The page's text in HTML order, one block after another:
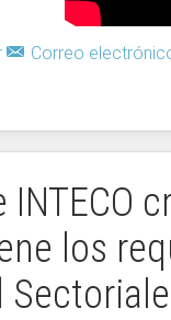
Correo
INTECO
los